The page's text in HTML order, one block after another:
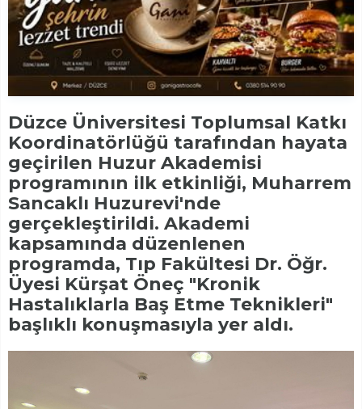
Düzce Üniversitesi Toplumsal Katkı
Koordinatörlüğü tarafından hayata
geçirilen Huzur Akademisi
programının ilk etkinliği, Muharrem
Sancaklı Huzurevi'nde
gerçekleştirildi. Akademi
kapsamında düzenlenen
programda, Tıp Fakültesi Dr. Öğr.
Üyesi Kürşat Öneç "Kronik
Hastalıklarla Baş Etme Teknikleri"
başlıklı konuşmasıyla yer aldı.